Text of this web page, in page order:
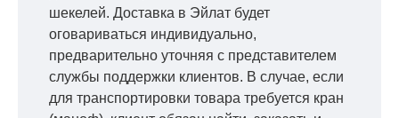
шекелей. Доставка в Эйлат будет
оговариваться индивидуально,
предварительно уточняя с представителем
службы поддержки клиентов. В случае, если
для транспортировки товара требуется кран